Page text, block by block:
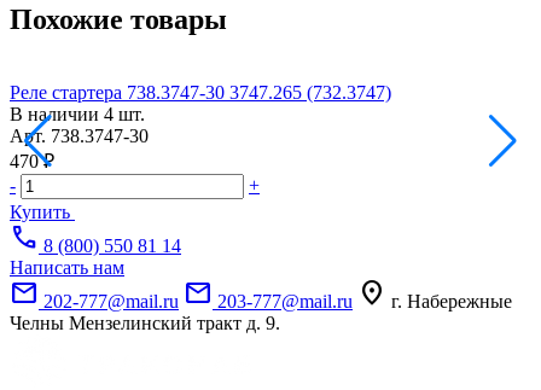
Похожие товары
Реле стартера 738.3747-30 3747.265 (732.3747)
В наличии 4 шт.
Арт. 738.3747-30
470 ₽
-
+
Купить
call 8 (800) 550 81 14
Написать нам
mail 202-777@mail.ru mail 203-777@mail.ru location_on г. Набережные
Челны Мензелинский тракт д. 9.